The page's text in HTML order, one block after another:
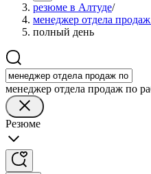
резюме в Алтуде/
менеджер отдела
полный день
менеджер отдела продаж по
Резюме